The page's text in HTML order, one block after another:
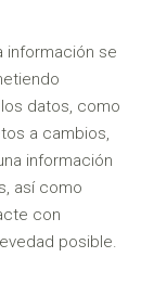
información se
datos, como
a cambios,
información
así como
con
posible.